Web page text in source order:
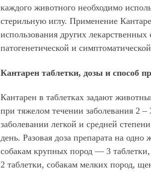
каждого животного необходимо
стерильную иглу. Применение
использования других лекарственных
патогенетической и
Кантарен таблетки, дозы и способ
Кантарен в таблетках задают
при тяжелом течении заболевания 2 –
заболевании легкой и средней
день. Разовая доза препарата на одно
собакам крупных пород — 3
2 таблетки, собакам мелких пород,